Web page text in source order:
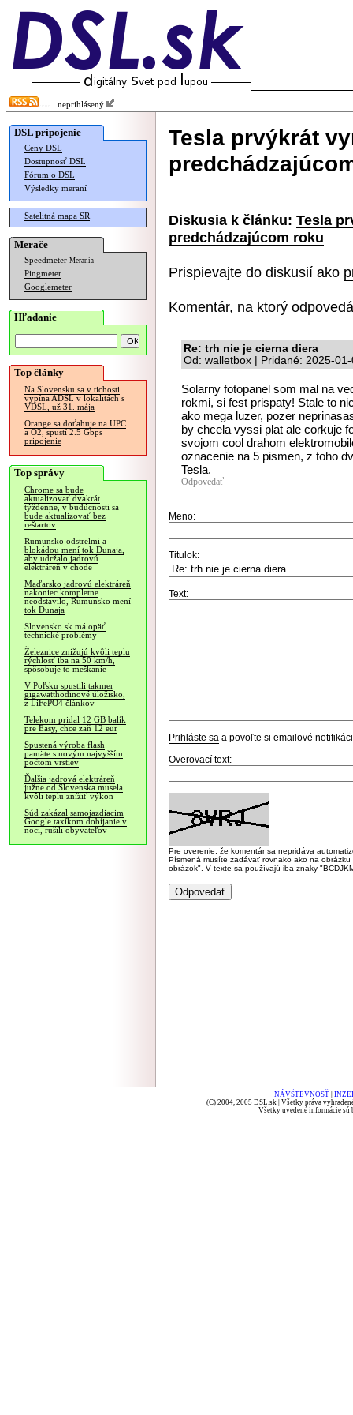
neprihlásený
DSL pripojenie
Ceny DSL
Dostupnosť DSL
Fórum o DSL
Výsledky meraní
Satelitná mapa SR
Merače
Speedmeter Merania
Pingmeter
Googlemeter
Hľadanie
Top články
Na Slovensku sa v tichosti
vypína ADSL v lokalitách s
VDSL, už 31. mája
Orange sa doťahuje na UPC
a O2, spustí 2.5 Gbps
pripojenie
Top správy
Chrome sa bude
aktualizovať dvakrát
týždenne, v budúcnosti sa
bude aktualizovať bez
reštartov
Rumunsko odstrelmi a
blokádou mení tok Dunaja,
aby udržalo jadrovú
elektráreň v chode
Maďarsko jadrovú elektráreň
nakoniec kompletne
neodstavilo, Rumunsko mení
tok Dunaja
Slovensko.sk má opäť
technické problémy
Železnice znižujú kvôli teplu
rýchlosť iba na 50 km/h,
spôsobuje to meškanie
V Poľsku spustili takmer
gigawatthodinové úložisko,
z LiFePO4 článkov
Telekom pridal 12 GB balík
pre Easy, chce zaň 12 eur
Spustená výroba flash
pamäte s novým najvyšším
počtom vrstiev
Ďalšia jadrová elektráreň
južne od Slovenska musela
kvôli teplu znížiť výkon
Súd zakázal samojazdiacim
Google taxíkom dobíjanie v
noci, rušili obyvateľov
Tesla prvýkrát
Diskusia k článku: Tesla
predchádzajúcom roku
Prispievajte do diskusií ako
Komentár, na ktorý
Re: trh nie je cierna diera
Od: walletbox | Pridané: 2025-
Solarny fotopanel som mal na
rokmi, si fest prispaty! Stale to
ako mega luzer, pozer
by chcela vyssi plat ale corkuje
svojom cool drahom
oznacenie na 5 pismen, z toho
Tesla.
Odpovedať
Meno:
Titulok:
Text:
Prihláste sa a povoľte si emailové
Overovací text:
Pre overenie, že komentár sa nepridáva
Písmená musíte zadávať rovnako ako na
obrázok". V texte sa používajú iba znaky
NÁVŠTEVNOSŤ
(C) 2004, 2005 DSL.sk | Všetky práva
Všetky uvedené informácie sú